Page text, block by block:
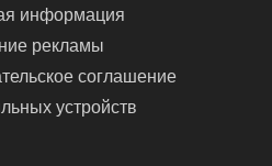
информация
рекламы
соглашение
устройств